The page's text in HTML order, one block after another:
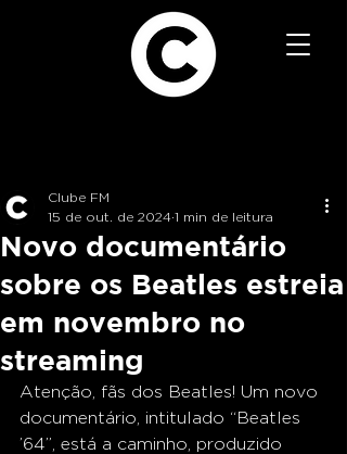
Novo documentário
sobre os Beatles estreia
em novembro no
streaming
Clube FM
15 de out. de 2024 1 min de leitura
Atenção, fãs dos Beatles! Um novo
documentário, intitulado “Beatles
’64”, está a caminho, produzido